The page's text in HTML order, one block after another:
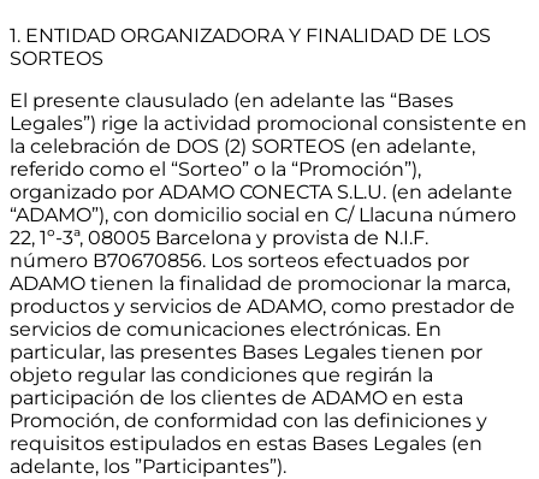
1. ENTIDAD ORGANIZADORA Y FINALIDAD DE LOS
SORTEOS
El presente clausulado (en adelante las “Bases
Legales”) rige la actividad promocional consistente en
la celebración de DOS (2) SORTEOS (en adelante,
referido como el “Sorteo” o la “Promoción”),
organizado por ADAMO CONECTA S.L.U. (en adelante
“ADAMO”), con domicilio social en C/ Llacuna número
22, 1º-3ª, 08005 Barcelona y provista de N.I.F.
número B70670856. Los sorteos efectuados por
ADAMO tienen la finalidad de promocionar la marca,
productos y servicios de ADAMO, como prestador de
servicios de comunicaciones electrónicas. En
particular, las presentes Bases Legales tienen por
objeto regular las condiciones que regirán la
participación de los clientes de ADAMO en esta
Promoción, de conformidad con las definiciones y
requisitos estipulados en estas Bases Legales (en
adelante, los ”Participantes”).